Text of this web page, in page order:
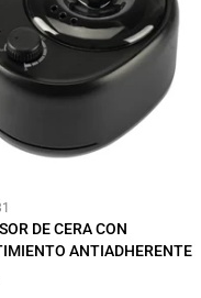
DE CERA CON
ANTIADHERENTE